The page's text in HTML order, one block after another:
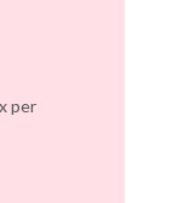
per